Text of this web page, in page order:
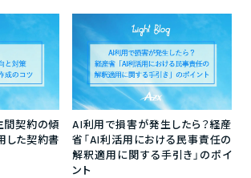
間契約の傾
した契約書
AI利用で損害が発生したら？経産
省「AI利活用における民事責任の
解釈適用に関する手引き」のポイ
ント